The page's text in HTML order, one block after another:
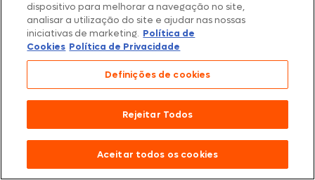
Petiscos de boteco: os melhores para reunir os amigos
dispositivo para melhorar a navegação no site,
analisar a utilização do site e ajudar nas nossas
iniciativas de marketing. Política de
Cookies Política de Privacidade
Definições de cookies
Rejeitar Todos
Aceitar todos os cookies